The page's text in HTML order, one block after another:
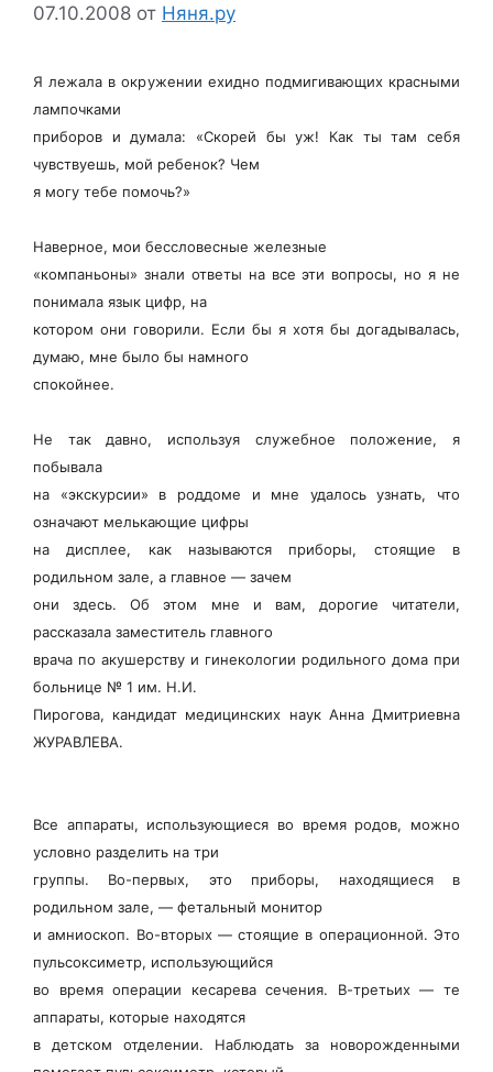
07.10.2008 от Няня.ру
Я лежала в окружении ехидно подмигивающих красными
лампочками
приборов и думала: «Скорей бы уж! Как ты там себя
чувствуешь, мой ребенок? Чем
я могу тебе помочь?»
Наверное, мои бессловесные железные
«компаньоны» знали ответы на все эти вопросы, но я не
понимала язык цифр, на
котором они говорили. Если бы я хотя бы догадывалась,
думаю, мне было бы намного
спокойнее.
Не так давно, используя служебное положение, я
побывала
на «экскурсии» в роддоме и мне удалось узнать, что
означают мелькающие цифры
на дисплее, как называются приборы, стоящие в
родильном зале, а главное — зачем
они здесь. Об этом мне и вам, дорогие читатели,
рассказала заместитель главного
врача по акушерству и гинекологии родильного дома при
больнице № 1 им. Н.И.
Пирогова, кандидат медицинских наук Анна Дмитриевна
ЖУРАВЛЕВА.
Все аппараты, использующиеся во время родов, можно
условно разделить на три
группы. Во-первых, это приборы, находящиеся в
родильном зале, — фетальный монитор
и амниоскоп. Во-вторых — стоящие в операционной. Это
пульсоксиметр, использующийся
во время операции кесарева сечения. В-третьих — те
аппараты, которые находятся
в детском отделении. Наблюдать за новорожденными